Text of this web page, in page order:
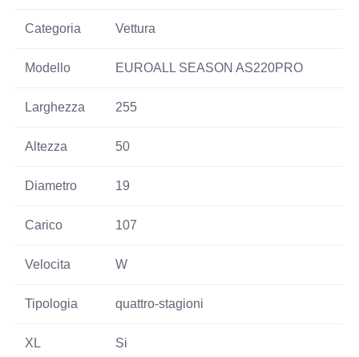
Categoria Vettura
Modello EUROALL SEASON AS220PRO
Larghezza 255
Altezza 50
Diametro 19
Carico 107
Velocita W
Tipologia quattro-stagioni
XL Si